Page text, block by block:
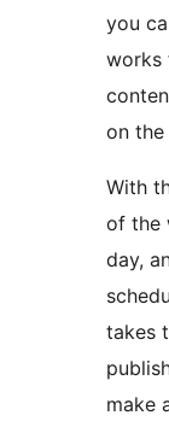
you
works
on the
With
of the
day,
takes
make